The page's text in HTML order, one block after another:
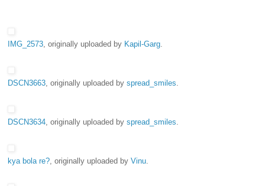
IMG_2573, originally uploaded by Kapil-Garg.
DSCN3663, originally uploaded by spread_smiles.
DSCN3634, originally uploaded by spread_smiles.
kya bola re?, originally uploaded by Vinu.